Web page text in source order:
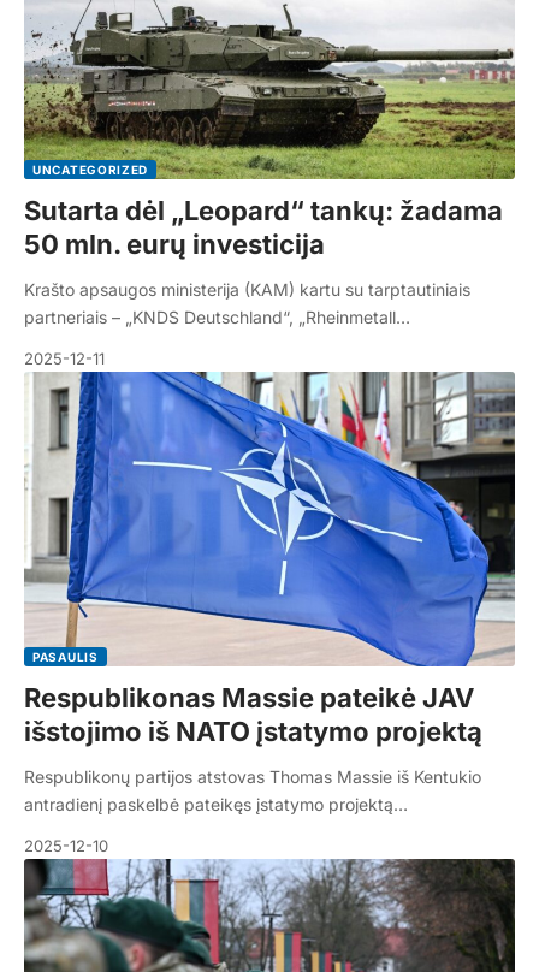
UNCATEGORIZED
Sutarta dėl „Leopard“ tankų: žadama
50 mln. eurų investicija
Krašto apsaugos ministerija (KAM) kartu su tarptautiniais
partneriais – „KNDS Deutschland“, „Rheinmetall…
2025-12-11
PASAULIS
Respublikonas Massie pateikė JAV
išstojimo iš NATO įstatymo projektą
Respublikonų partijos atstovas Thomas Massie iš Kentukio
antradienį paskelbė pateikęs įstatymo projektą…
2025-12-10